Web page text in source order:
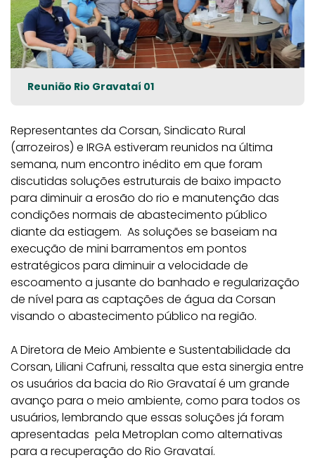
Reunião Rio Gravataí 01
Representantes da Corsan, Sindicato Rural
(arrozeiros) e IRGA estiveram reunidos na última
semana, num encontro inédito em que foram
discutidas soluções estruturais de baixo impacto
para diminuir a erosão do rio e manutenção das
condições normais de abastecimento público
diante da estiagem. As soluções se baseiam na
execução de mini barramentos em pontos
estratégicos para diminuir a velocidade de
escoamento a jusante do banhado e regularização
de nível para as captações de água da Corsan
visando o abastecimento público na região.
A Diretora de Meio Ambiente e Sustentabilidade da
Corsan, Liliani Cafruni, ressalta que esta sinergia entre
os usuários da bacia do Rio Gravataí é um grande
avanço para o meio ambiente, como para todos os
usuários, lembrando que essas soluções já foram
apresentadas pela Metroplan como alternativas
para a recuperação do Rio Gravataí.